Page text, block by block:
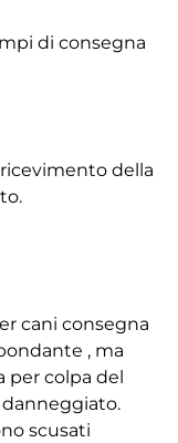
di consegna
della
cani consegna
, ma
per colpa del
scusati